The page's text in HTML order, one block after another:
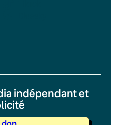
indépendant et